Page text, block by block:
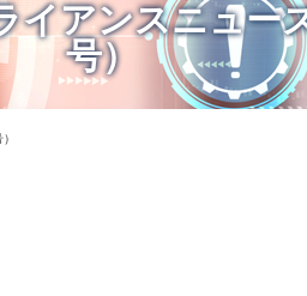
アンスニュー
号）